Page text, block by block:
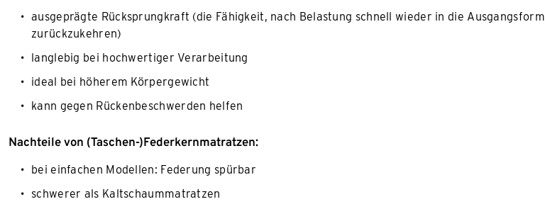
ausgeprägte Rücksprungkraft (die Fähigkeit, nach Belastung schnell wieder in die Ausgangsform
zurückzukehren)
langlebig bei hochwertiger Verarbeitung
ideal bei höherem Körpergewicht
kann gegen Rückenbeschwerden helfen
Nachteile von (Taschen-)Federkernmatratzen:
bei einfachen Modellen: Federung spürbar
schwerer als Kaltschaummatratzen